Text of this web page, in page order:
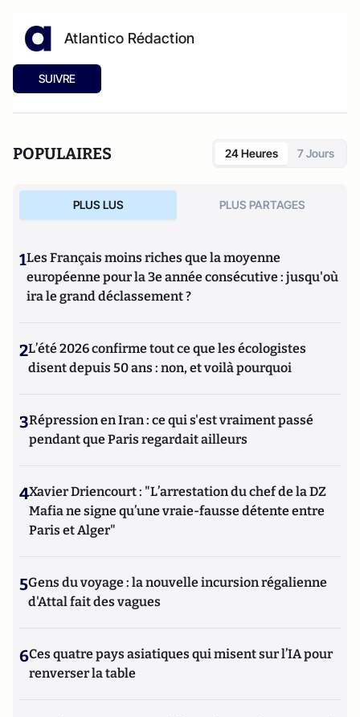
Atlantico Rédaction
SUIVRE
POPULAIRES 24 Heures 7 Jours
PLUS LUS PLUS PARTAGES
1Les Français moins riches que la moyenne
européenne pour la 3e année consécutive : jusqu'où
ira le grand déclassement ?
2L’été 2026 confirme tout ce que les écologistes
disent depuis 50 ans : non, et voilà pourquoi
3Répression en Iran : ce qui s'est vraiment passé
pendant que Paris regardait ailleurs
4Xavier Driencourt : "L’arrestation du chef de la DZ
Mafia ne signe qu’une vraie-fausse détente entre
Paris et Alger"
5Gens du voyage : la nouvelle incursion régalienne
d'Attal fait des vagues
6Ces quatre pays asiatiques qui misent sur l’IA pour
renverser la table